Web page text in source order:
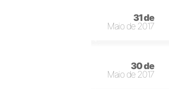
31 de
Maio de 2017
30 de
Maio de 2017